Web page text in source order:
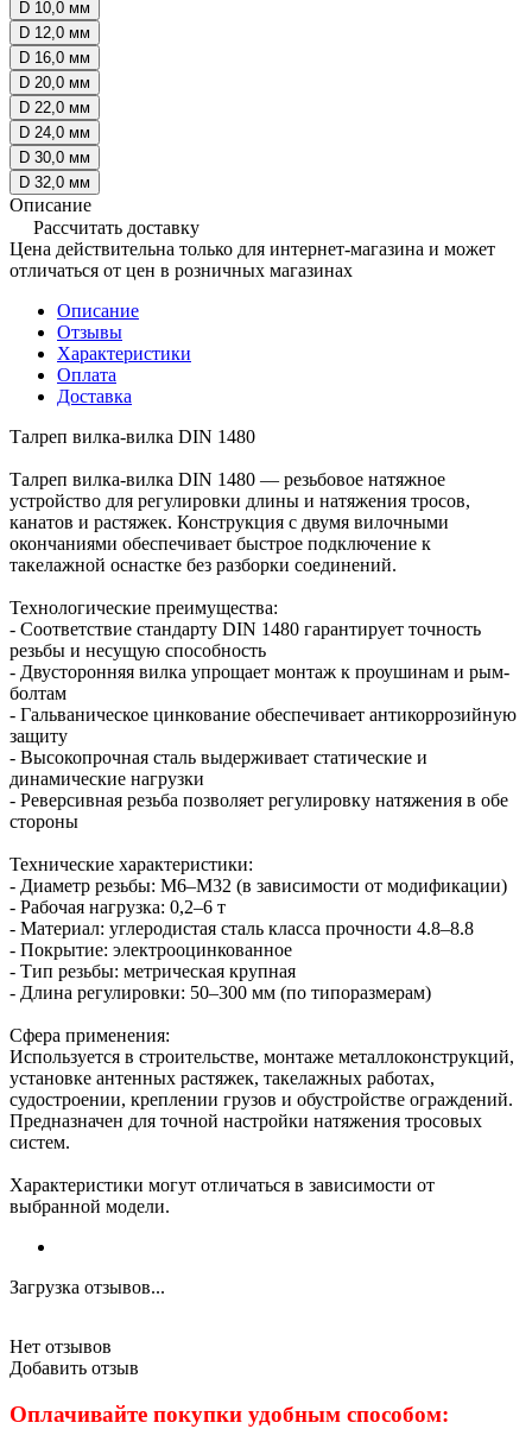
D 10,0 мм
D 12,0 мм
D 16,0 мм
D 20,0 мм
D 22,0 мм
D 24,0 мм
D 30,0 мм
D 32,0 мм
Описание
Рассчитать доставку
Цена действительна только для интернет-магазина и может
отличаться от цен в розничных магазинах
Описание
Отзывы
Характеристики
Оплата
Доставка
Талреп вилка-вилка DIN 1480
Талреп вилка-вилка DIN 1480 — резьбовое натяжное
устройство для регулировки длины и натяжения тросов,
канатов и растяжек. Конструкция с двумя вилочными
окончаниями обеспечивает быстрое подключение к
такелажной оснастке без разборки соединений.
Технологические преимущества:
- Соответствие стандарту DIN 1480 гарантирует точность
резьбы и несущую способность
- Двусторонняя вилка упрощает монтаж к проушинам и рым-
болтам
- Гальваническое цинкование обеспечивает антикоррозийную
защиту
- Высокопрочная сталь выдерживает статические и
динамические нагрузки
- Реверсивная резьба позволяет регулировку натяжения в обе
стороны
Технические характеристики:
- Диаметр резьбы: М6–М32 (в зависимости от модификации)
- Рабочая нагрузка: 0,2–6 т
- Материал: углеродистая сталь класса прочности 4.8–8.8
- Покрытие: электрооцинкованное
- Тип резьбы: метрическая крупная
- Длина регулировки: 50–300 мм (по типоразмерам)
Сфера применения:
Используется в строительстве, монтаже металлоконструкций,
установке антенных растяжек, такелажных работах,
судостроении, креплении грузов и обустройстве ограждений.
Предназначен для точной настройки натяжения тросовых
систем.
Характеристики могут отличаться в зависимости от
выбранной модели.
Загрузка отзывов...
Нет отзывов
Добавить отзыв
Оплачивайте покупки удобным способом: